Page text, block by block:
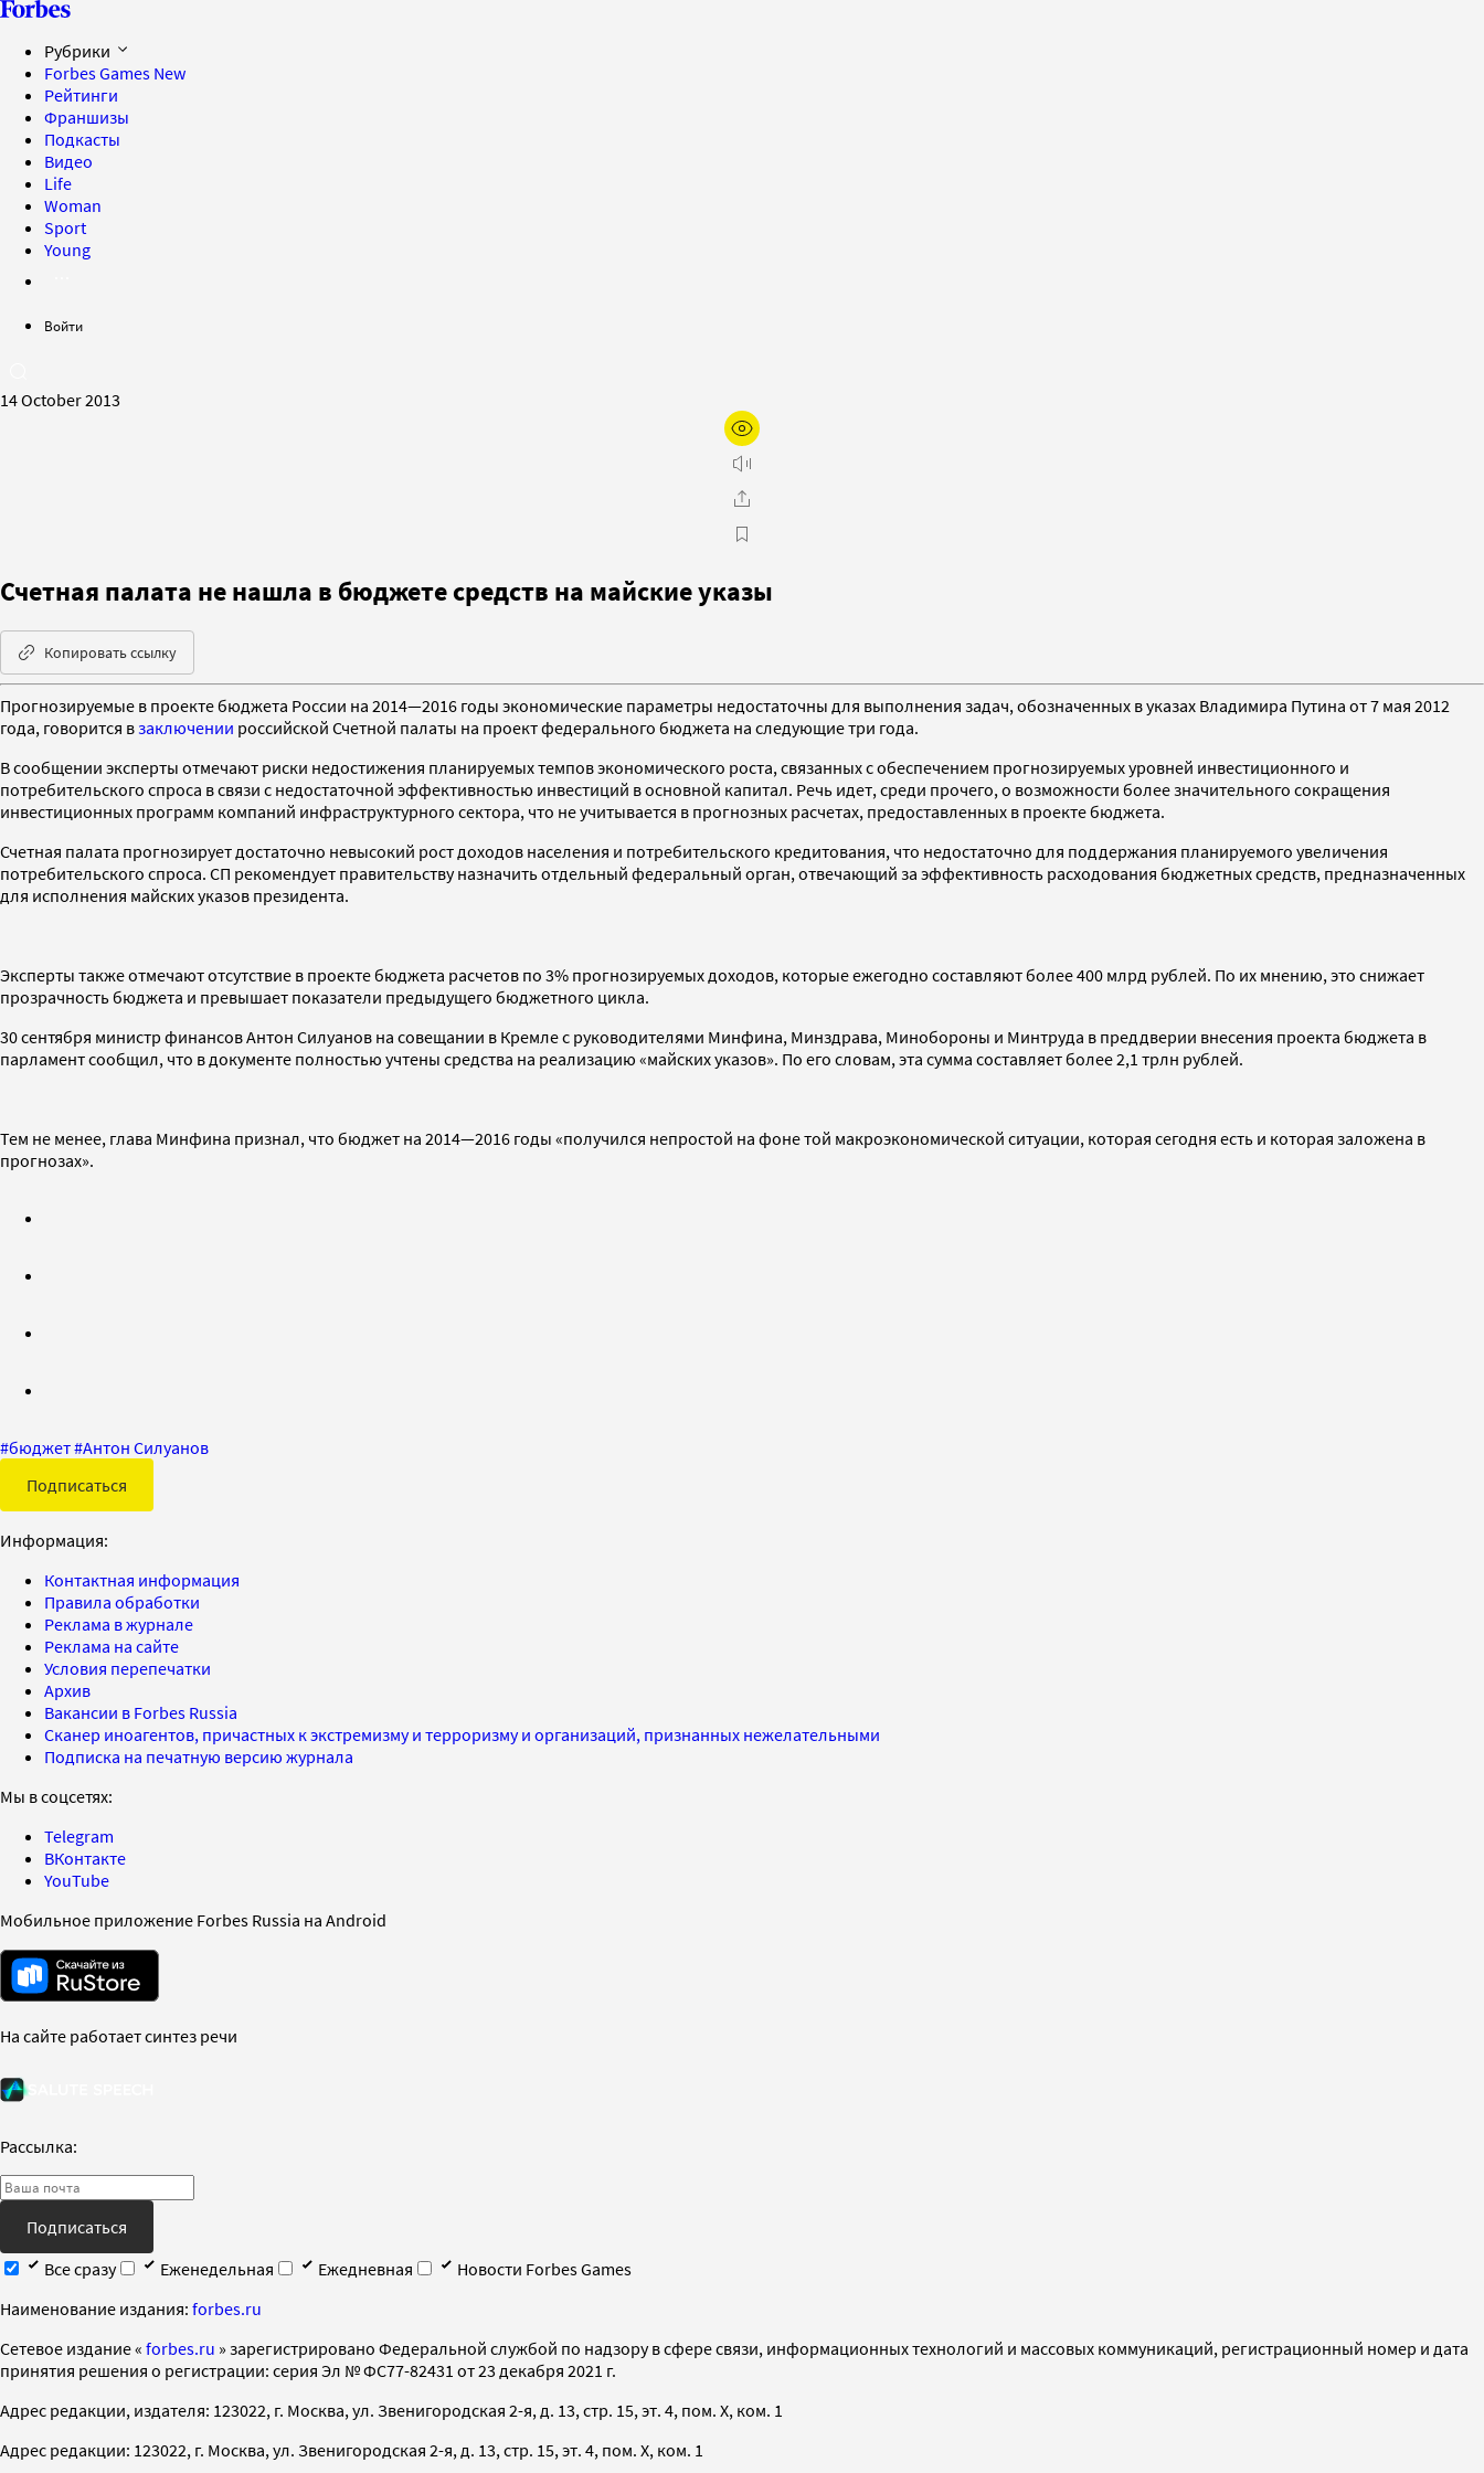
Рубрики
Forbes Games New
Рейтинги
Франшизы
Подкасты
Видео
Life
Woman
Sport
Young
Войти
14 October 2013
Счетная палата не нашла в бюджете средств на майские указы
Копировать ссылку
Прогнозируемые в проекте бюджета России на 2014—2016 годы экономические параметры недостаточны для выполнения задач, обозначенных в указах Владимира Путина от 7 мая 2012
года, говорится взаключении российской Счетной палаты на проект федерального бюджета на следующие три года.
В сообщении эксперты отмечают риски недостижения планируемых темпов экономического роста, связанных с обеспечением прогнозируемых уровней инвестиционного и
потребительского спроса в связи с недостаточной эффективностью инвестиций в основной капитал. Речь идет, среди прочего, о возможности более значительного сокращения
инвестиционных программ компаний инфраструктурного сектора, что не учитывается в прогнозных расчетах, предоставленных в проекте бюджета.
Счетная палата прогнозирует достаточно невысокий рост доходов населения и потребительского кредитования, что недостаточно для поддержания планируемого увеличения
потребительского спроса. СП рекомендует правительству назначить отдельный федеральный орган, отвечающий за эффективность расходования бюджетных средств, предназначенных
для исполнения майских указов президента.
Эксперты также отмечают отсутствие в проекте бюджета расчетов по 3% прогнозируемых доходов, которые ежегодно составляют более 400 млрд рублей. По их мнению, это снижает
прозрачность бюджета и превышает показатели предыдущего бюджетного цикла.
30 сентября министр финансов Антон Силуанов на совещании в Кремле с руководителями Минфина, Минздрава, Минобороны и Минтруда в преддверии внесения проекта бюджета в
парламент сообщил, что в документе полностью учтены средства на реализацию «майских указов». По его словам, эта сумма составляет более 2,1 трлн рублей.
Тем не менее, глава Минфина признал, что бюджет на 2014—2016 годы «получился непростой на фоне той макроэкономической ситуации, которая сегодня есть и которая заложена в
прогнозах».
#бюджет#Антон Силуанов
Подписаться
Информация:
Контактная информация
Правила обработки
Реклама в журнале
Реклама на сайте
Условия перепечатки
Архив
Вакансии в Forbes Russia
Сканер иноагентов, причастных к экстремизму и терроризму и организаций, признанных нежелательными
Подписка на печатную версию журнала
Мы в соцсетях:
Telegram
ВКонтакте
YouTube
Мобильное приложение Forbes Russia на Android
На сайте работает синтез речи
Рассылка:
Подписаться
Все сразу
Еженедельная Ежедневная
Новости Forbes Games
Наименование издания: forbes.ru
Cетевое издание « forbes.ru » зарегистрировано Федеральной службой по надзору в сфере связи, информационных технологий и массовых коммуникаций, регистрационный номер и дата
принятия решения о регистрации: серия Эл № ФС77-82431 от 23 декабря 2021 г.
Адрес редакции, издателя: 123022, г. Москва, ул. Звенигородская 2-я, д. 13, стр. 15, эт. 4, пом. X, ком. 1
Адрес редакции: 123022, г. Москва, ул. Звенигородская 2-я, д. 13, стр. 15, эт. 4, пом. X, ком. 1